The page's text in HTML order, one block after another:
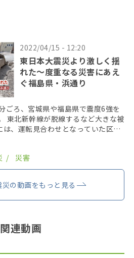
2022/04/15 - 12:20
東日本大震災より激しく揺
れた～度重なる災害にあえ
ぐ福島県・浜通り
ごろ、宮城県や福島県で震度6強を
東北新幹線が脱線するなど大きな被
、運転見合わせとなっていた区間
イナ情勢などの陰に […]
災害
の動画をもっと見る
連動画